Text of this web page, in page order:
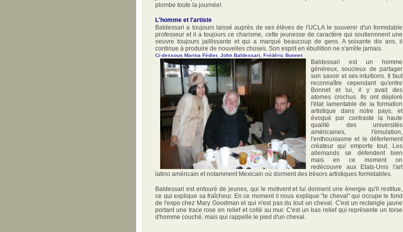
plombe toute la journée!.
L'homme et l'artiste
Baldessari a toujours laissé auprès de ses élèves de l'UCLA le souvenir d'un formidable
professeur et il a toujours ce charisme, cette jeunesse de caractère qui soutiennnent une
oeuvre toujours jaillissante et qui a marqué beaucoup de gens. A soixante dix ans, il
continue à produire de nouvelles choses. Son esprit en ébullition ne s'arrête jamais.
Ci-dessous Marina Fédier, John Baldessari, Frédéric Bonnet
Baldessari est un homme
généreux, soucieux de partager
son savoir et ses intuitions. Il faut
reconnaître cependant qu'entre
Bonnet et lui, il y avait des
atomes crochus. Ils ont déploré
l'état lamentable de la formation
artistique dans notre pays, et
évoqué par contraste la haute
qualité des universités
américaines, l'émulation,
l'enthousiasme et le déferlement
créateur qui emporte tout. Les
allemands se défendent bien
mais en ce moment on
redécouvre aux Etats-Unis l'art
latino américain et notamment Mexicain où dorment des trésors artistiques formidables.
Baldessari est entouré de jeunes, qui le motivent et lui donnent une énergie qu'il restitue,
ce qui explique sa fraîcheur. En ce moment il nous explique "le cheval" qui occupe le fond
de l'expo chez Mary Goodman et qui n'est pas du tout un cheval. C'est un rectangle jaune
portant une trace rose en relief et collé au mur. C'est un bas relief qui représente un torse
d'homme couché, mais qui rappelle le pied d'un cheval.